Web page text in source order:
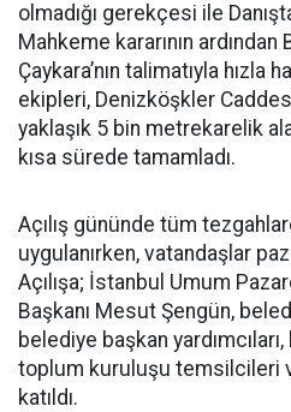
olmadığı gerekçesi ile
Mahkeme kararının
Çaykara’nın talimatıyla
ekipleri, Denizköşkler
yaklaşık 5 bin metrekarelik
kısa sürede tamamladı.
Açılış gününde tüm
uygulanırken, vatandaşlar
Açılışa; İstanbul Umum
Başkanı Mesut Şengün,
belediye başkan
toplum kuruluşu temsilcileri
katıldı.